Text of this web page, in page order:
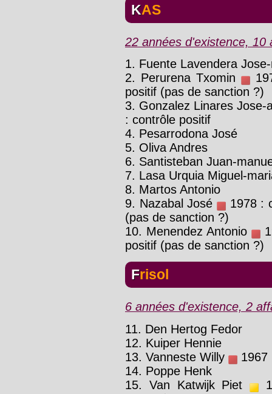
KAS
22 années d'existence,
1. Fuente Lavendera
2. Perurena Txomin
positif (pas de sanction ?)
3. Gonzalez Linares
: contrôle positif
4. Pesarrodona José
5. Oliva Andres
6. Santisteban Juan-
7. Lasa Urquia Miguel-
8. Martos Antonio
9. Nazabal José
1978 :
(pas de sanction ?)
10. Menendez Antonio
positif (pas de sanction ?)
Frisol
6 années d'existence, 2
11. Den Hertog Fedor
12. Kuiper Hennie
13. Vanneste Willy
1967
14. Poppe Henk
15. Van Katwijk Piet